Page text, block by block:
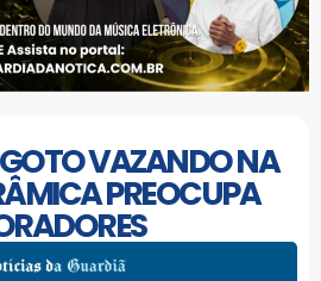
VAZANDO NA
PREOCUPA